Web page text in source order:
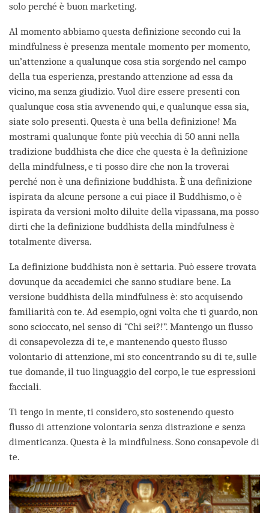
solo perché è buon marketing.
Al momento abbiamo questa definizione secondo cui la
mindfulness è presenza mentale momento per momento,
un’attenzione a qualunque cosa stia sorgendo nel campo
della tua esperienza, prestando attenzione ad essa da
vicino, ma senza giudizio. Vuol dire essere presenti con
qualunque cosa stia avvenendo qui, e qualunque essa sia,
siate solo presenti. Questa è una bella definizione! Ma
mostrami qualunque fonte più vecchia di 50 anni nella
tradizione buddhista che dice che questa è la definizione
della mindfulness, e ti posso dire che non la troverai
perché non è una definizione buddhista. È una definizione
ispirata da alcune persone a cui piace il Buddhismo, o è
ispirata da versioni molto diluite della vipassana, ma posso
dirti che la definizione buddhista della mindfulness è
totalmente diversa.
La definizione buddhista non è settaria. Può essere trovata
dovunque da accademici che sanno studiare bene. La
versione buddhista della mindfulness è: sto acquisendo
familiarità con te. Ad esempio, ogni volta che ti guardo, non
sono scioccato, nel senso di “Chi sei?!”. Mantengo un flusso
di consapevolezza di te, e mantenendo questo flusso
volontario di attenzione, mi sto concentrando su di te, sulle
tue domande, il tuo linguaggio del corpo, le tue espressioni
facciali.
Ti tengo in mente, ti considero, sto sostenendo questo
flusso di attenzione volontaria senza distrazione e senza
dimenticanza. Questa è la mindfulness. Sono consapevole di
te.